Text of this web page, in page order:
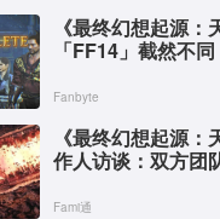
《最终幻想起源
「FF14」截然不
Fanbyte
《最终幻想起源
作人访谈：双方团
Fami通